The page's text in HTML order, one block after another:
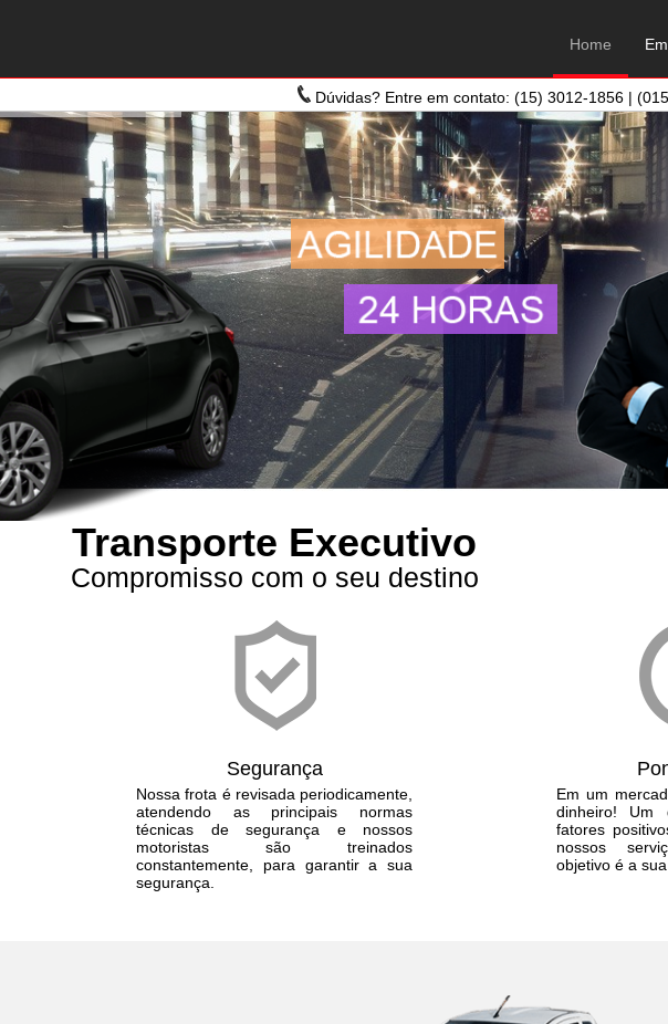
Home
Dúvidas? Entre em contato: (15) 3012-1856 |
Transporte Executivo
Compromisso com o seu destino
Segurança
Nossa frota é revisada periodicamente,
atendendo as principais normas
técnicas de segurança e nossos
motoristas são treinados
constantemente, para garantir a sua
segurança.
Em um
dinheiro! Um
fatores
nossos
objetivo é a